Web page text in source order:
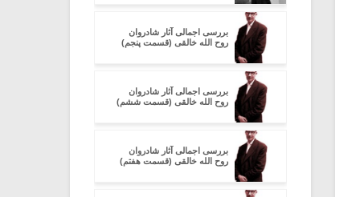
بررسی اجمالی آثار شادروان
روح الله خالقی (قسمت پنجم)
بررسی اجمالی آثار شادروان
روح الله خالقی (قسمت ششم)
بررسی اجمالی آثار شادروان
روح الله خالقی (قسمت هفتم)